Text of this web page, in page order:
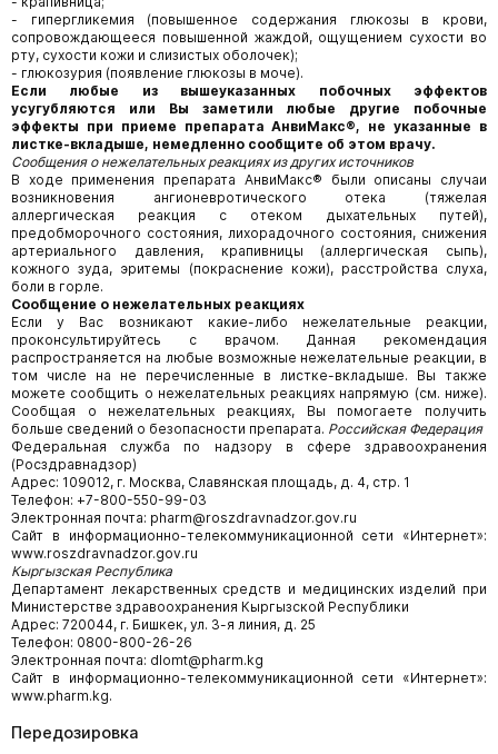
- гипергликемия (повышенное содержания глюкозы в крови,
сопровождающееся повышенной жаждой, ощущением сухости во
рту, сухости кожи и слизистых оболочек);
- глюкозурия (появление глюкозы в моче).
Если любые из вышеуказанных побочных эффектов
усугубляются или Вы заметили любые другие побочные
эффекты при приеме препарата АнвиМакс®, не указанные в
листке-вкладыше, немедленно сообщите об этом врачу.
Сообщения о нежелательных реакциях из других источников
В ходе применения препарата АнвиМакс® были описаны случаи
возникновения ангионевротического отека (тяжелая
аллергическая реакция с отеком дыхательных путей),
предобморочного состояния, лихорадочного состояния, снижения
артериального давления, крапивницы (аллергическая сыпь),
кожного зуда, эритемы (покраснение кожи), расстройства слуха,
боли в горле.
Сообщение о нежелательных реакциях
Если у Вас возникают какие-либо нежелательные реакции,
проконсультируйтесь с врачом. Данная рекомендация
распространяется на любые возможные нежелательные реакции, в
том числе на не перечисленные в листке-вкладыше. Вы также
можете сообщить о нежелательных реакциях напрямую (см. ниже).
Сообщая о нежелательных реакциях, Вы помогаете получить
больше сведений о безопасности препарата. Российская Федерация
Федеральная служба по надзору в сфере здравоохранения
(Росздравнадзор)
Адрес: 109012, г. Москва, Славянская площадь, д. 4, стр. 1
Телефон: +7-800-550-99-03
Электронная почта: pharm@roszdravnadzor.gov.ru
Сайт в информационно-телекоммуникационной сети «Интернет»:
www.roszdravnadzor.gov.ru
Кыргызская Республика
Департамент лекарственных средств и медицинских изделий при
Министерстве здравоохранения Кыргызской Республики
Адрес: 720044, г. Бишкек, ул. 3-я линия, д. 25
Телефон: 0800-800-26-26
Электронная почта: dlomt@pharm.kg
Сайт в информационно-телекоммуникационной сети «Интернет»:
www.pharm.kg.
Передозировка